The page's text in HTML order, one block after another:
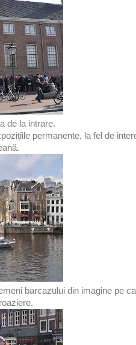
de la intrare.
permanente, la fel de
barcazului din imagine pe